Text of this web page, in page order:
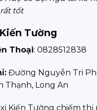
tốt
Tường
Thoại: 0828512838
Đường Nguyễn Tri
Thạnh, Long An
Kiến Tường chiếm thị